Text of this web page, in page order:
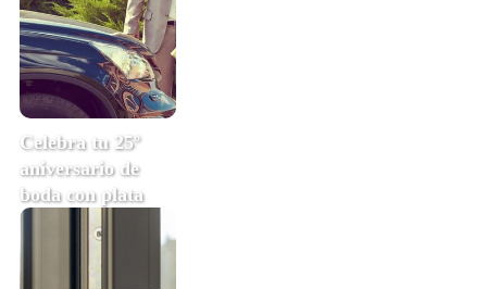
Celebra tu 25º
aniversario de
boda con plata